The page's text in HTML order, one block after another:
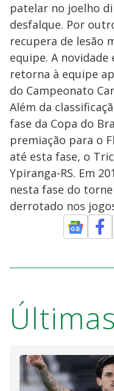
patelar no joelho
desfalque. Por
recupera de lesão
equipe. A novidade
retorna à equipe
do Campeonato
Além da
fase da Copa do
premiação para o
até esta fase, o
Ypiranga-RS. Em
nesta fase do
derrotado nos
Últimas